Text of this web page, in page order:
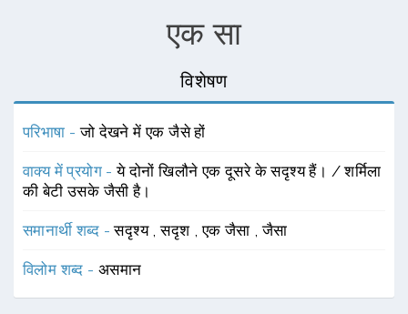
एक सा
विशेषण
परिभाषा -जो देखने में एक जैसे हों
वाक्य में प्रयोग -ये दोनों खिलौने एक दूसरे के सदृश्य हैं। / शर्मिला
की बेटी उसके जैसी है।
समानार्थी शब्द -सदृश्य ,सदृश ,एक जैसा ,जैसा
विलोम शब्द - असमान